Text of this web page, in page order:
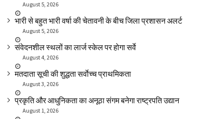
August 5, 2026
भारी से बहुत भारी वर्षा की चेतावनी के बीच जिला प्रशासन अलर्ट
August 5, 2026
संवेदनशील स्थलों का लार्ज स्केल पर होगा सर्वे
August 4, 2026
मतदाता सूची की शुद्धता सर्वाेच्च प्राथमिकता
August 3, 2026
प्रकृति और आधुनिकता का अनूठा संगम बनेगा राष्ट्रपति उद्यान
August 1, 2026